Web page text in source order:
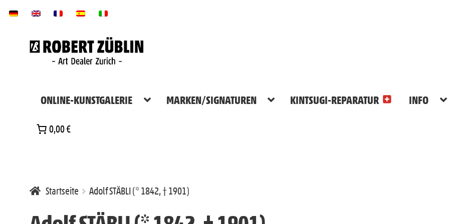
Zur
Navigation
Zum
ONLINE-KUNSTGALERIE MARKEN/SIGNATUREN KINTSUGI-REPARATUR INFO
0,00 €
Startseite Adolf STÄBLI (* 1842, † 1901)